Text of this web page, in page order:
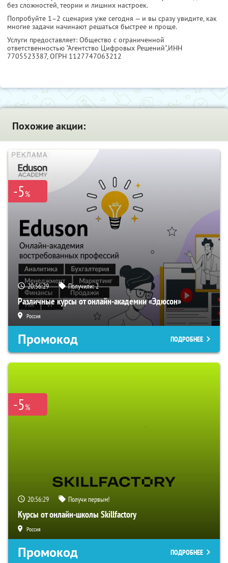
без сложностей, теории и лишних настроек.
Попробуйте 1–2 сценария уже сегодня — и вы сразу увидите, как
многие задачи начинают решаться быстрее и проще.
Услуги предоставляет: Общество с ограниченной
ответственностью "Агентство Цифровых Решений",ИНН
7705523387, ОГРН 1127747063212
Похожие акции:
-5%
20:56:28 Получили:2
Различные курсы от онлайн-академии «Эдюсон»
Россия
Промокод ПОДРОБНЕЕ
-5%
20:56:28 Получи первым!
Курсы от онлайн-школы Skillfactory
Россия
Промокод ПОДРОБНЕЕ